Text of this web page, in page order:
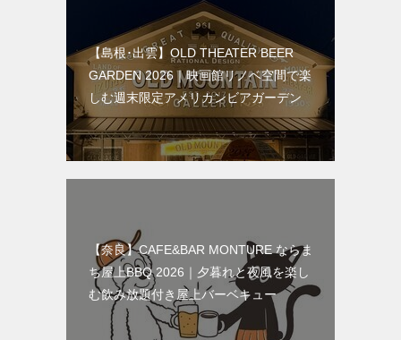
【島根･出雲】OLD THEATER BEER
GARDEN 2026｜映画館リノベ空間で楽
しむ週末限定アメリカンビアガーデン
【奈良】CAFE&BAR MONTURE ならま
ち屋上BBQ 2026｜夕暮れと夜風を楽し
む飲み放題付き屋上バーベキュー